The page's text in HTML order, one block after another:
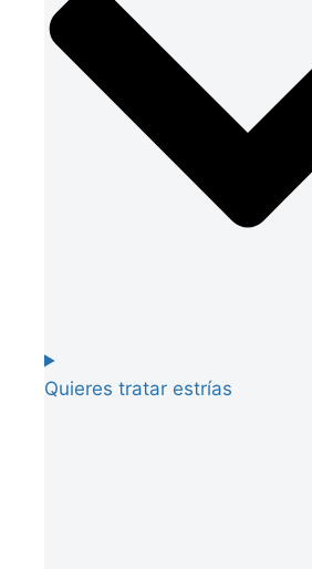
Quieres tratar estrías